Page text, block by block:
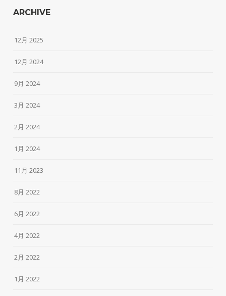
ARCHIVE
12月 2025
12月 2024
9月 2024
3月 2024
2月 2024
1月 2024
11月 2023
8月 2022
6月 2022
4月 2022
2月 2022
1月 2022